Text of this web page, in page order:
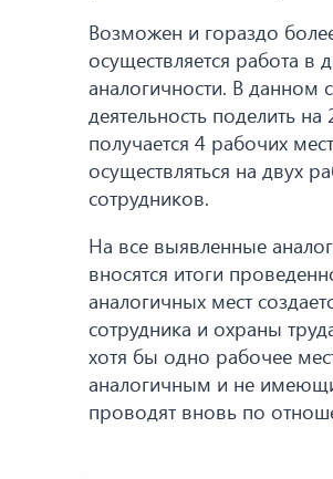
Возможен и гораздо
осуществляется работа
аналогичности. В данном
деятельность поделить
получается 4 рабочих
осуществляться на двух
сотрудников.
На все выявленные
вносятся итоги
аналогичных мест
сотрудника и охраны
хотя бы одно рабочее
аналогичным и не
проводят вновь по